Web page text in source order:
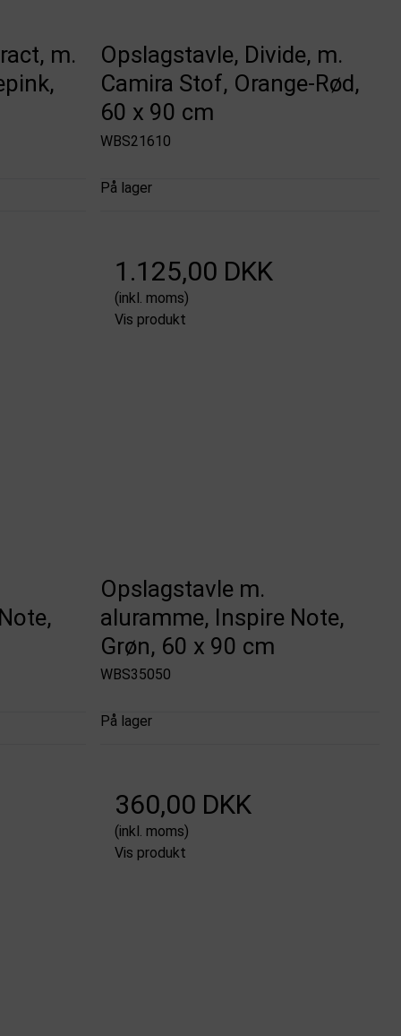
m.
Opslagstavle, Divide, m.
Camira Stof, Orange-Rød,
60 x 90 cm
WBS21610
På lager
1.125,00 DKK
(inkl. moms)
Vis produkt
Opslagstavle m.
aluramme, Inspire Note,
Grøn, 60 x 90 cm
WBS35050
På lager
360,00 DKK
(inkl. moms)
Vis produkt